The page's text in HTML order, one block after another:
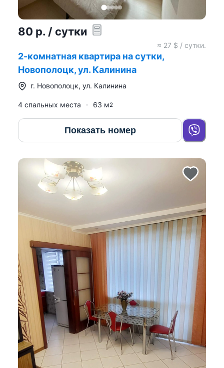
80 р. / сутки
≈ 27 $ / сутки.
2-комнатная квартира на сутки,
Новополоцк, ул. Калинина
г. Новополоцк, ул. Калинина
4 спальных места 63 м2
Показать номер